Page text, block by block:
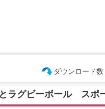
ダウンロード数
ラグビーボール ス